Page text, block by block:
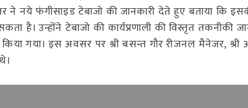
ने नये फंगीसाइड टेबाजो की जानकारी देते हुए बताया कि
है। उन्होंने टेबाजो की कार्यप्रणाली की विस्तृत तकनीकी
गया। इस अवसर पर श्री बसन्त गौर रीजनल मैनेजर, श्री